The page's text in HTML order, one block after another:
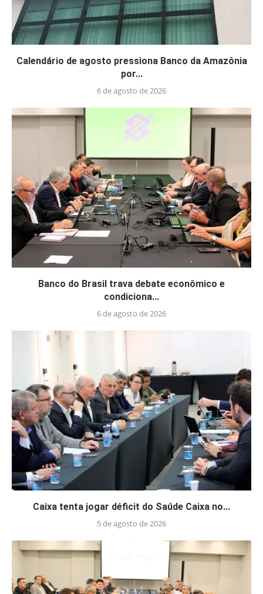
Calendário de agosto pressiona Banco da Amazônia
por...
6 de agosto de 2026
Banco do Brasil trava debate econômico e
condiciona...
6 de agosto de 2026
Caixa tenta jogar déficit do Saúde Caixa no...
5 de agosto de 2026